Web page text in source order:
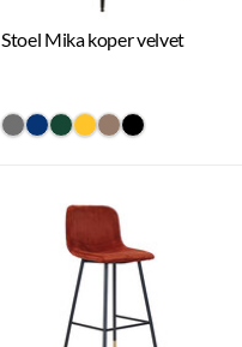
Stoel Mika koper velvet
#707070
#073475
#154734
#ffc42a
#967b6a
#000000